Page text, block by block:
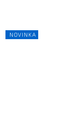
NOVINKA